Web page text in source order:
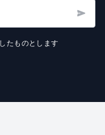
たものとします